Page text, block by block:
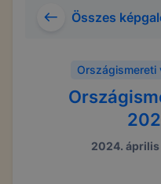
Összes
2024. április